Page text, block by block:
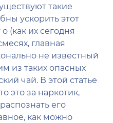
такие
ускорить этот
(как их сегодня
главная
не известный
из таких опасных
чай. В этой статье
это за наркотик,
его
как можно